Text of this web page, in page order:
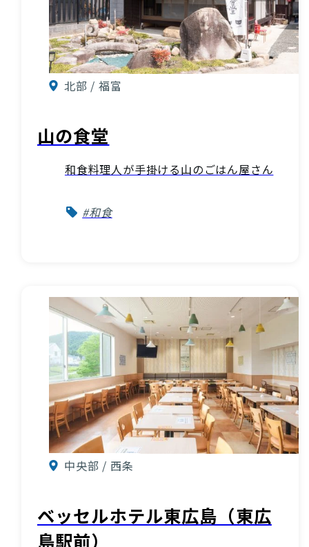
北部 / 福富
山の食堂
和食料理人が手掛ける山のごはん屋さん
#和食
中央部 / 西条
ベッセルホテル東広島（東広
島駅前）